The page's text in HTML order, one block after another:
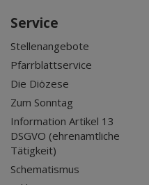
Service
Stellenangebote
Pfarrblattservice
Die Diözese
Zum Sonntag
Information Artikel 13
DSGVO (ehrenamtliche
Tätigkeit)
Schematismus